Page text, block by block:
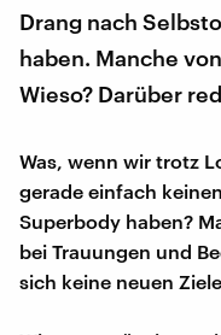
Drang nach
haben. Manche
Wieso? Darüber
Was, wenn wir trotz
gerade einfach
Superbody haben?
bei Trauungen und
sich keine neuen